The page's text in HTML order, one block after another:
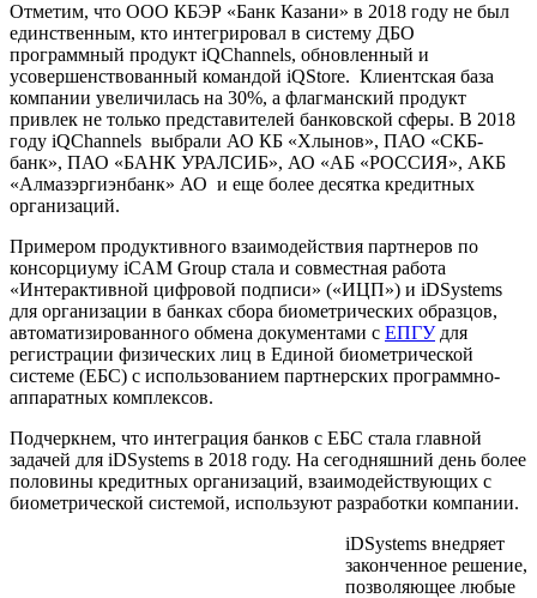
Отметим, что ООО КБЭР «Банк Казани» в 2018 году не был
единственным, кто интегрировал в систему ДБО
программный продукт iQChannels, обновленный и
усовершенствованный командой iQStore. Клиентская база
компании увеличилась на 30%, а флагманский продукт
привлек не только представителей банковской сферы. В 2018
году iQChannels выбрали АО КБ «Хлынов», ПАО «СКБ-
банк», ПАО «БАНК УРАЛСИБ», АО «АБ «РОССИЯ», АКБ
«Алмазэргиэнбанк» АО и еще более десятка кредитных
организаций.
Примером продуктивного взаимодействия партнеров по
консорциуму iCAM Group стала и совместная работа
«Интерактивной цифровой подписи» («ИЦП») и iDSystems
для организации в банках сбора биометрических образцов,
автоматизированного обмена документами с ЕПГУдля
регистрации физических лиц в Единой биометрической
системе (ЕБС) с использованием партнерских программно-
аппаратных комплексов.
Подчеркнем, что интеграция банков с ЕБС стала главной
задачей для iDSystems в 2018 году. На сегодняшний день более
половины кредитных организаций, взаимодействующих с
биометрической системой, используют разработки компании.
iDSystems внедряет
законченное решение,
позволяющее любые